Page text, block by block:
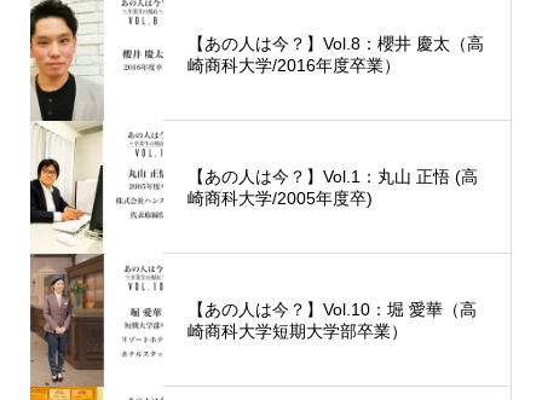
【あの人は今？】Vol.8：櫻井 慶太（高
崎商科大学/2016年度卒業）
【あの人は今？】Vol.1：丸山 正悟 (高
崎商科大学/2005年度卒)
【あの人は今？】Vol.10：堀 愛華（高
崎商科大学短期大学部卒業）